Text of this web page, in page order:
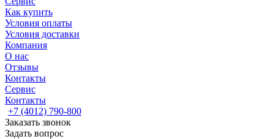
Как купить
Условия оплаты
Условия доставки
Компания
О нас
Отзывы
Контакты
Сервис
Контакты
+7 (4012) 790-800
Заказать звонок
Задать вопрос